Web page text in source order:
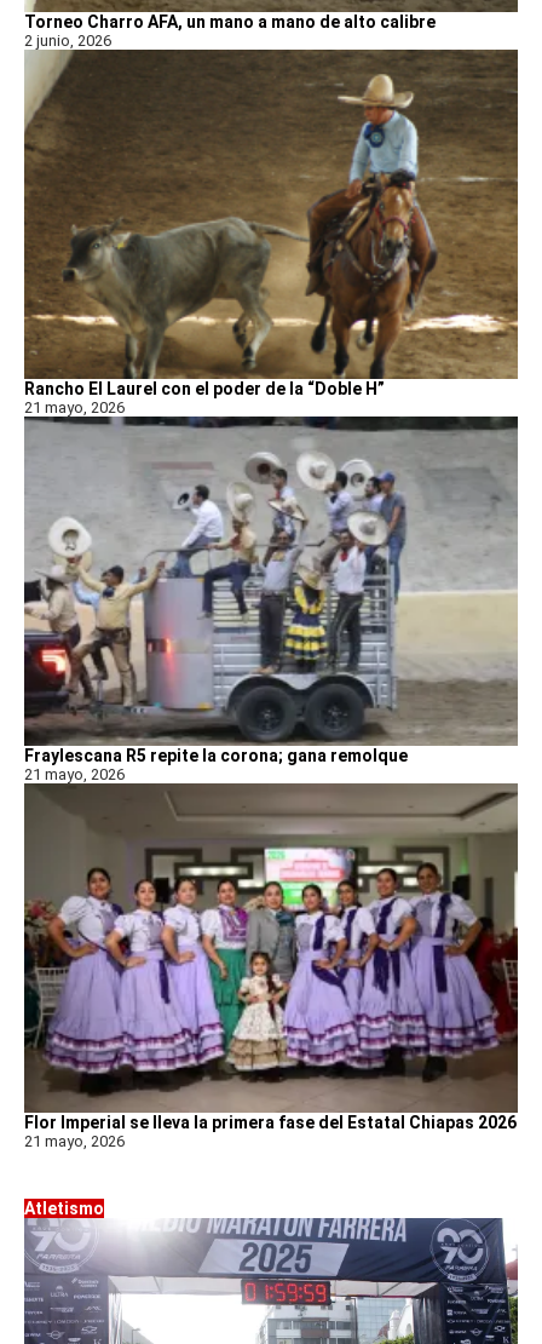
Torneo Charro AFA, un mano a mano de alto calibre
2 junio, 2026
Rancho El Laurel con el poder de la “Doble H”
21 mayo, 2026
Fraylescana R5 repite la corona; gana remolque
21 mayo, 2026
Flor Imperial se lleva la primera fase del Estatal Chiapas 2026
21 mayo, 2026
Atletismo